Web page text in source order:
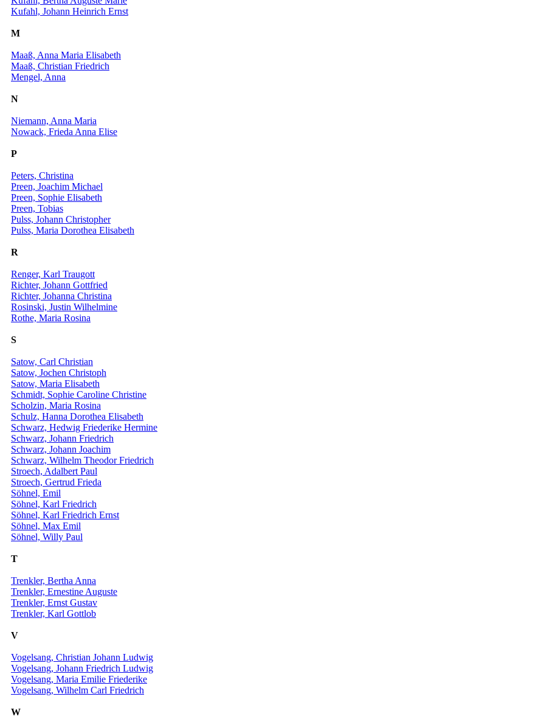
Kufahl, Johann Heinrich Ernst
M
Maaß, Anna Maria Elisabeth
Maaß, Christian Friedrich
Mengel, Anna
N
Niemann, Anna Maria
Nowack, Frieda Anna Elise
P
Peters, Christina
Preen, Joachim Michael
Preen, Sophie Elisabeth
Preen, Tobias
Pulss, Johann Christopher
Pulss, Maria Dorothea Elisabeth
R
Renger, Karl Traugott
Richter, Johann Gottfried
Richter, Johanna Christina
Rosinski, Justin Wilhelmine
Rothe, Maria Rosina
S
Satow, Carl Christian
Satow, Jochen Christoph
Satow, Maria Elisabeth
Schmidt, Sophie Caroline Christine
Scholzin, Maria Rosina
Schulz, Hanna Dorothea Elisabeth
Schwarz, Hedwig Friederike Hermine
Schwarz, Johann Friedrich
Schwarz, Johann Joachim
Schwarz, Wilhelm Theodor Friedrich
Stroech, Adalbert Paul
Stroech, Gertrud Frieda
Söhnel, Emil
Söhnel, Karl Friedrich
Söhnel, Karl Friedrich Ernst
Söhnel, Max Emil
Söhnel, Willy Paul
T
Trenkler, Bertha Anna
Trenkler, Ernestine Auguste
Trenkler, Ernst Gustav
Trenkler, Karl Gottlob
V
Vogelsang, Christian Johann Ludwig
Vogelsang, Johann Friedrich Ludwig
Vogelsang, Maria Emilie Friederike
Vogelsang, Wilhelm Carl Friedrich
W